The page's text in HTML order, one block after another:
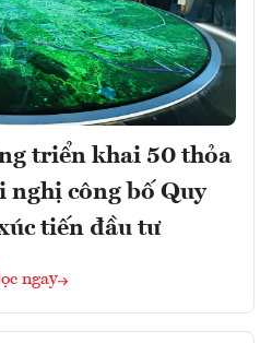
triển khai 50 thỏa
nghị công bố Quy
tiến đầu tư
ngay